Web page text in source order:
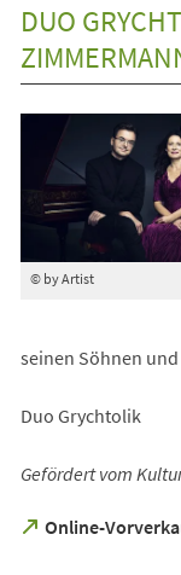
DUO
© by Artist
seinen Söhnen
Duo Grychtolik
Gefördert vom
Online-
(Öffnet